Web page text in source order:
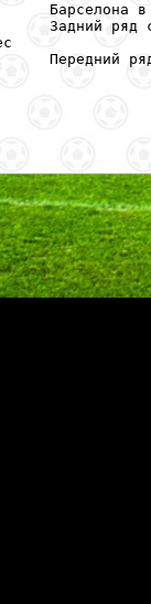
Барселона
Задний ряд
Передний